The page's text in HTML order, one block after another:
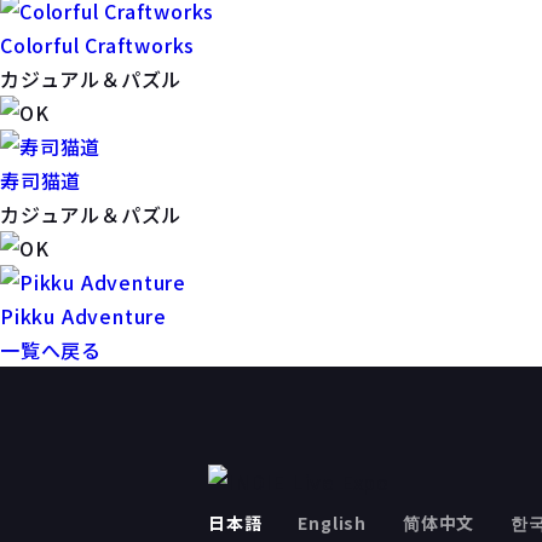
Colorful Craftworks
カジュアル＆パズル
寿司猫道
カジュアル＆パズル
Pikku Adventure
一覧へ戻る
日本語 English 简体中文 한